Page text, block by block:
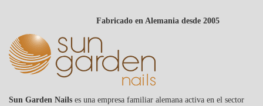
Fabricado en Alemania desde 2005
Sun Garden Nails es una empresa familiar alemana activa en el sector